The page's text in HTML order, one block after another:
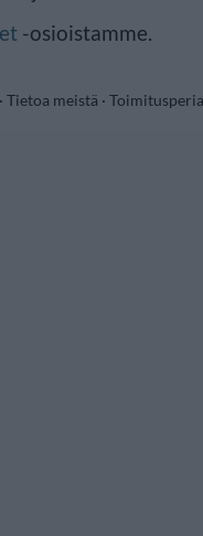
-osioistamme.
· Tietoa meistä ·